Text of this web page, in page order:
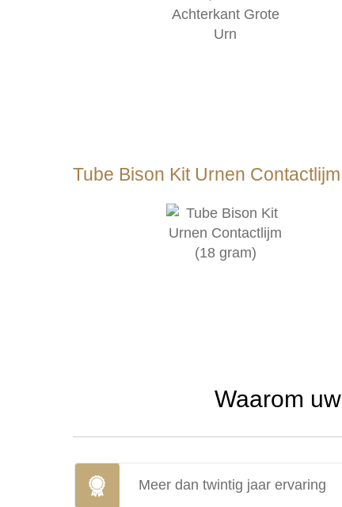
Tube Bison Kit Urnen
Waarom
Meer dan twintig jaar ervaring